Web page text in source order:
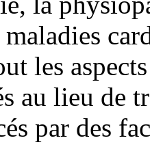
les
au lieu de
par des